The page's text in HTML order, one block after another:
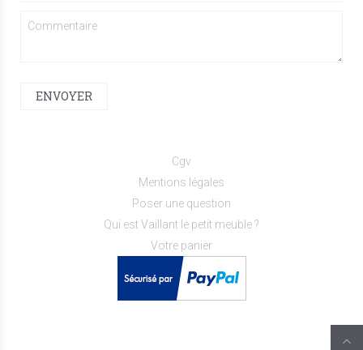
ENVOYER
Cgv
Mentions légales
Poser une question
Qui est Vaillant le petit meuble ?
Votre panier